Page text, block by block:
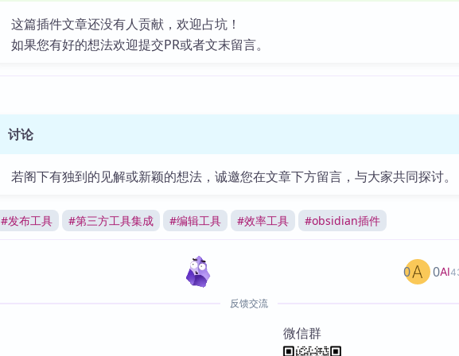
这篇插件文章还没有人贡献，欢迎占坑！
如果您有好的想法欢迎提交PR或者文末留言。
讨论
若阁下有独到的见解或新颖的想法，诚邀您在文章下方留言，与大家共同探讨。
#发布工具 #第三方工具集成 #编辑工具 #效率工具 #obsidian插件
AI
0 0
反馈交流
微信群